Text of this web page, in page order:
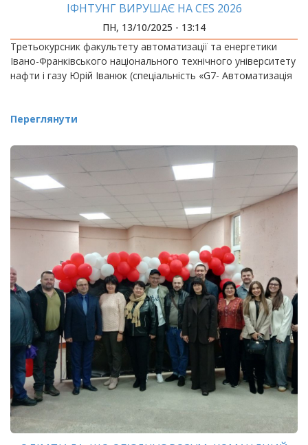
ІФНТУНГ ВИРУШАЄ НА CES 2026
ПН, 13/10/2025 - 13:14
Третьокурсник факультету автоматизації та енергетики
Івано-Франківського національного технічного університету
нафти і газу Юрій Іванюк (спеціальність «G7- Автоматизація
Переглянути